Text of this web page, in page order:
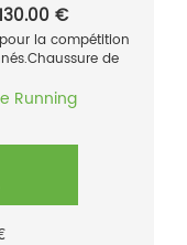
€
la compétition
de
Running